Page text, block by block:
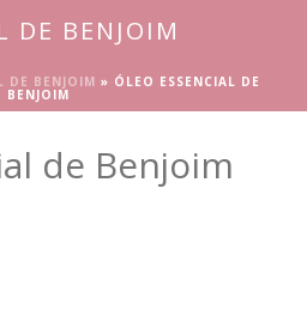
DE BENJOIM
DE BENJOIM » ÓLEO ESSENCIAL DE
BENJOIM
de Benjoim